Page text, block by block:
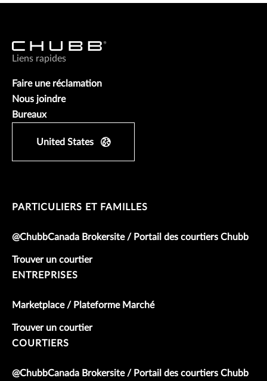
Liens rapides
Faire une réclamation
Nous joindre
Bureaux
United States
PARTICULIERS ET FAMILLES
@ChubbCanada Brokersite / Portail des courtiers Chubb
Trouver un courtier
ENTREPRISES
Marketplace / Plateforme Marché
Trouver un courtier
COURTIERS
@ChubbCanada Brokersite / Portail des courtiers Chubb